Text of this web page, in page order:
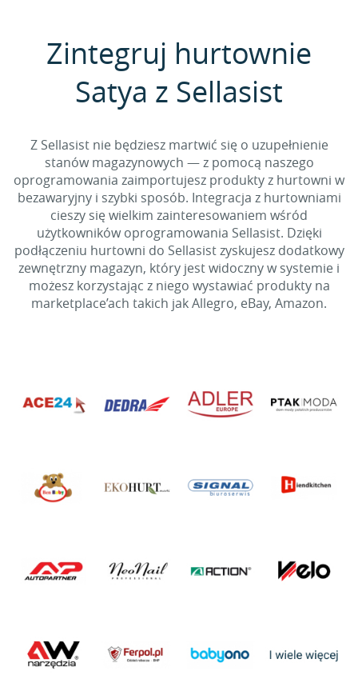
Zintegruj hurtownie
Satya z Sellasist
Z Sellasist nie będziesz martwić się o uzupełnienie
stanów magazynowych — z pomocą naszego
oprogramowania zaimportujesz produkty z hurtowni w
bezawaryjny i szybki sposób. Integracja z hurtowniami
cieszy się wielkim zainteresowaniem wśród
użytkowników oprogramowania Sellasist. Dzięki
podłączeniu hurtowni do Sellasist zyskujesz dodatkowy
zewnętrzny magazyn, który jest widoczny w systemie i
możesz korzystając z niego wystawiać produkty na
marketplace’ach takich jak Allegro, eBay, Amazon.